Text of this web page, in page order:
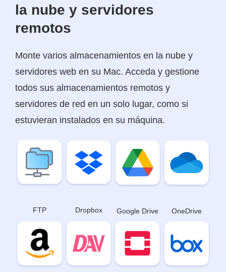
la nube y servidores
remotos
Monte varios almacenamientos en la nube y
servidores web en su Mac. Acceda y gestione
todos sus almacenamientos remotos y
servidores de red en un solo lugar, como si
estuvieran instalados en su máquina.
FTP Dropbox Google Drive OneDrive